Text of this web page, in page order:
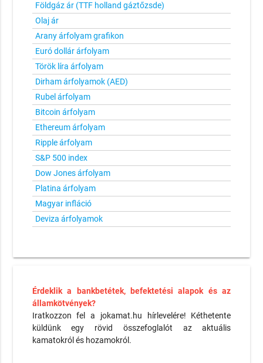
Földgáz ár (TTF holland gáztőzsde)
Olaj ár
Arany árfolyam grafikon
Euró dollár árfolyam
Török líra árfolyam
Dirham árfolyamok (AED)
Rubel árfolyam
Bitcoin árfolyam
Ethereum árfolyam
Ripple árfolyam
S&P 500 index
Dow Jones árfolyam
Platina árfolyam
Magyar infláció
Deviza árfolyamok
Érdeklik a bankbetétek, befektetési alapok és az
államkötvények?
Iratkozzon fel a jokamat.hu hírlevelére! Kéthetente
küldünk egy rövid összefoglalót az aktuális
kamatokról és hozamokról.